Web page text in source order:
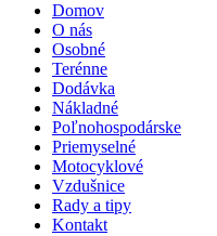
Domov
O nás
Osobné
Terénne
Dodávka
Nákladné
Poľnohospodárske
Priemyselné
Motocyklové
Vzdušnice
Rady a tipy
Kontakt